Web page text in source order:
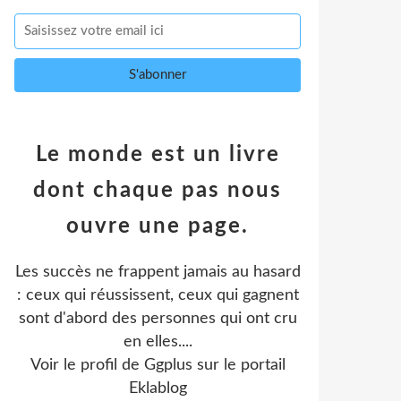
Le monde est un livre
dont chaque pas nous
ouvre une page.
Les succès ne frappent jamais au hasard
: ceux qui réussissent, ceux qui gagnent
sont d'abord des personnes qui ont cru
en elles....
Voir le profil de Ggplus sur le portail
Eklablog